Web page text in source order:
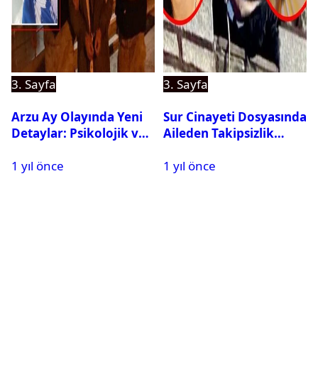
3. Sayfa
Arzu Ay Olayında Yeni
Detaylar: Psikolojik ve
Gündemde
1 yıl önce
3. Sayfa
Sur Cinayeti Dosyasında
Aileden Takipsizlik
1 yıl önce